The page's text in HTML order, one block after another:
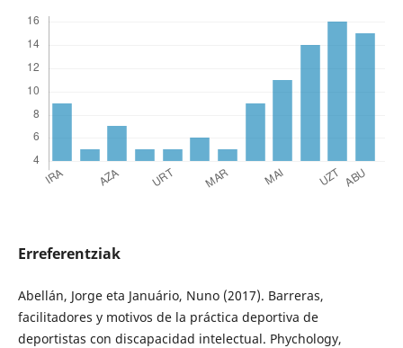
Erreferentziak
Abellán, Jorge eta Januário, Nuno (2017). Barreras,
facilitadores y motivos de la práctica deportiva de
deportistas con discapacidad intelectual. Phychology,